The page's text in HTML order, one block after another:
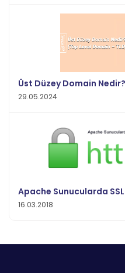
Üst Düzey Domain
29.05.2024
Apache Sunucularda
16.03.2018